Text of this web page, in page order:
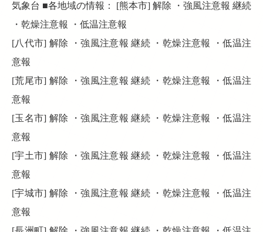
気象台 ■各地域の情報： [熊本市] 解除 ・強風注意報 継続
・乾燥注意報 ・低温注意報
[八代市] 解除 ・強風注意報 継続 ・乾燥注意報 ・低温注
意報
[荒尾市] 解除 ・強風注意報 継続 ・乾燥注意報 ・低温注
意報
[玉名市] 解除 ・強風注意報 継続 ・乾燥注意報 ・低温注
意報
[宇土市] 解除 ・強風注意報 継続 ・乾燥注意報 ・低温注
意報
[宇城市] 解除 ・強風注意報 継続 ・乾燥注意報 ・低温注
意報